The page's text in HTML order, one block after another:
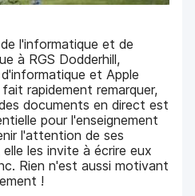
l'informatique et de
à RGS Dodderhill,
et Apple
rapidement remarquer,
documents en direct est
pour l'enseignement
l'attention de ses
les invite à écrire eux
Rien n'est aussi motivant
!